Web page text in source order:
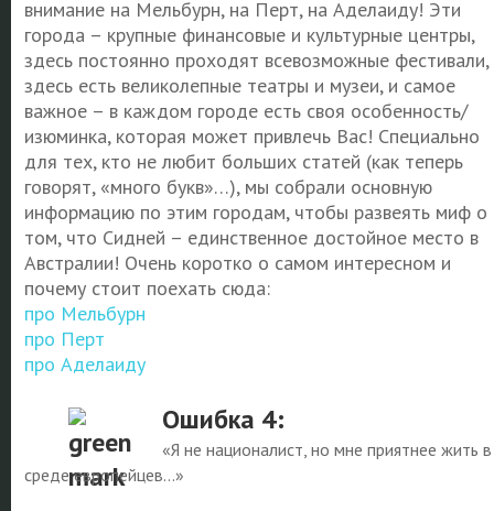
внимание на Мельбурн, на Перт, на Аделаиду! Эти
города – крупные финансовые и культурные центры,
здесь постоянно проходят всевозможные фестивали,
здесь есть великолепные театры и музеи, и самое
важное – в каждом городе есть своя особенность/
изюминка, которая может привлечь Вас! Специально
для тех, кто не любит больших статей (как теперь
говорят, «много букв»…), мы собрали основную
информацию по этим городам, чтобы развеять миф о
том, что Сидней – единственное достойное место в
Австралии! Очень коротко о самом интересном и
почему стоит поехать сюда:
про Мельбурн
про Перт
про Аделаиду
Ошибка 4:
«Я не националист, но мне приятнее жить в
среде европейцев…»